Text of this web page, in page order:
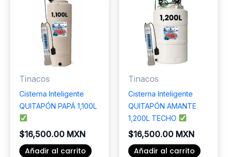
Tinacos
Cisterna Inteligente
QUITAPÓN PAPÁ 1,100L
$16,500.00 MXN
Añadir al carrito
Tinacos
Cisterna Inteligente
QUITAPÓN AMANTE
1,200L TECHO
$16,500.00 MXN
Añadir al carrito